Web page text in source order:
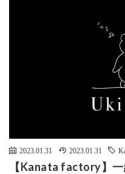
2023.01.31 2023.01.31
【Kanata factory】